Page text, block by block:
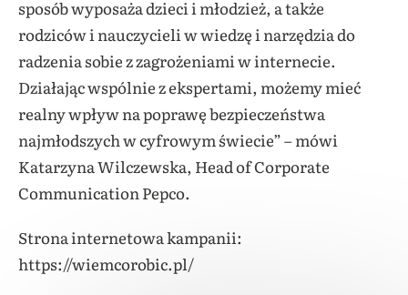
sposób wyposaża dzieci i młodzież, a także
rodziców i nauczycieli w wiedzę i narzędzia do
radzenia sobie z zagrożeniami w internecie.
Działając wspólnie z ekspertami, możemy mieć
realny wpływ na poprawę bezpieczeństwa
najmłodszych w cyfrowym świecie” – mówi
Katarzyna Wilczewska, Head of Corporate
Communication Pepco.
Strona internetowa kampanii:
https://wiemcorobic.pl/